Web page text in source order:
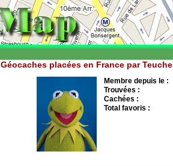
Géocaches placées en France par Teuche
Membre depuis le :
Trouvées :
Cachées :
Total favoris :